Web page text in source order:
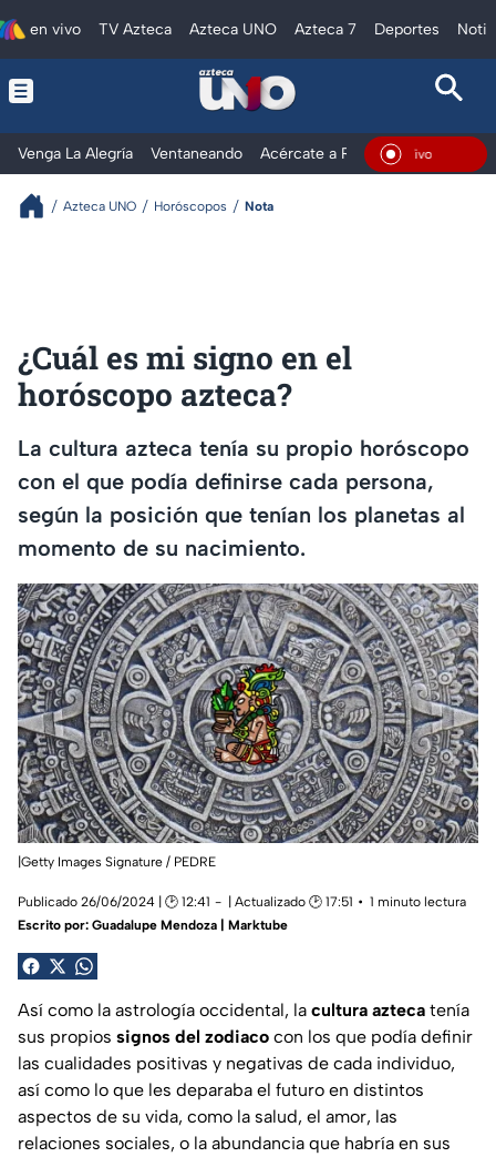
en vivo TV Azteca Azteca UNO Azteca 7 Deportes
Venga La Alegría Ventaneando Acércate a Rocío Al Extremo
En Vivo
Azteca UNO Horóscopos Nota
¿Cuál es mi signo en el
horóscopo azteca?
La cultura azteca tenía su propio horóscopo
con el que podía definirse cada persona,
según la posición que tenían los planetas al
momento de su nacimiento.
|Getty Images Signature / PEDRE
Publicado 26/06/2024 | 🕑 12:41 | Actualizado 🕑 17:51
1 minuto lectura
Escrito por: Guadalupe Mendoza | Marktube
Así como la astrología occidental, la cultura azteca tenía
sus propios signos del zodiaco con los que podía definir
las cualidades positivas y negativas de cada individuo,
así como lo que les deparaba el futuro en distintos
aspectos de su vida, como la salud, el amor, las
relaciones sociales, o la abundancia que habría en sus